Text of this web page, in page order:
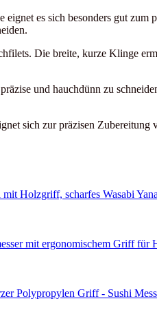
es sich besonders gut zum
Die breite, kurze Klinge
und hauchdünn zu
sich zur präzisen